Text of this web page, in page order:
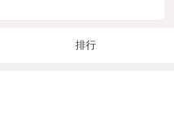
排行